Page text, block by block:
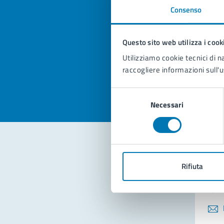
Consenso
Questo sito web utilizza i
Utilizziamo cookie tecnici di
raccogliere informazioni
Necessari
Rifiuta
Valuta